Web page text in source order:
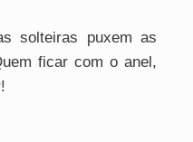
solteiras puxem as
ficar com o anel,